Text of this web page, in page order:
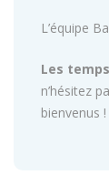
L’équipe
Les
n’hésitez
bienvenus !